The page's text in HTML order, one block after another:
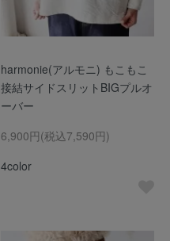
harmonie(アルモニ) もこもこ
接結サイドスリットBIGプルオ
ーバー
6,900円(税込7,590円)
4color